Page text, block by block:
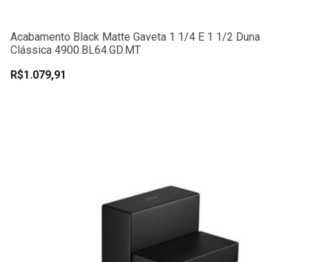
Acabamento Black Matte Gaveta 1 1/4 E 1 1/2 Duna
Clássica 4900.BL64.GD.MT
R$1.079,91